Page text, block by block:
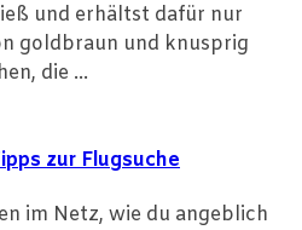
und erhältst dafür nur
goldbraun und knusprig
die ...
zur Flugsuche
im Netz, wie du angeblich